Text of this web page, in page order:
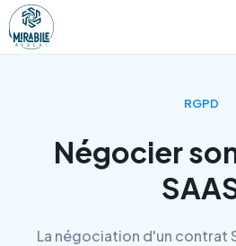
RGPD
Négocier
La négociation d'un contrat